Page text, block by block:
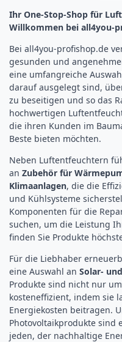
Ihr One-Stop-Shop für
Willkommen bei all4you-
Bei all4you-profishop.de
gesunden und
eine umfangreiche
darauf ausgelegt sind,
zu beseitigen und so das
hochwertigen
die ihren Kunden im
Beste bieten möchten.
Neben Luftentfeuchtern
an Zubehör für
Klimaanlagen, die die
und Kühlsysteme
Komponenten für die
suchen, um die Leistung
finden Sie Produkte
Für die Liebhaber
eine Auswahl an Solar-
Produkte sind nicht nur
kosteneffizient, indem sie
Energiekosten beitragen.
Photovoltaikprodukte sind
jeden, der nachhaltige